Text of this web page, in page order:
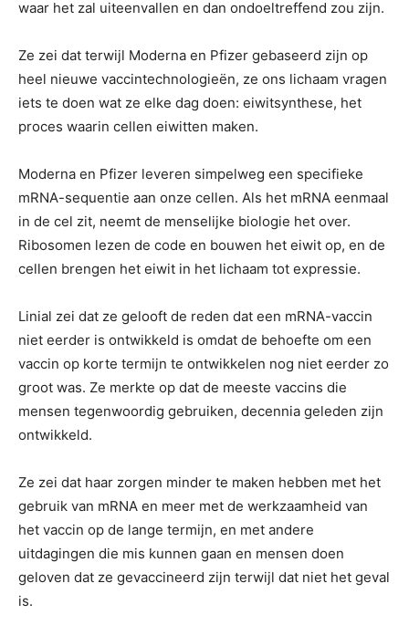
waar het zal uiteenvallen en dan ondoeltreffend zou zijn.
Ze zei dat terwijl Moderna en Pfizer gebaseerd zijn op
heel nieuwe vaccintechnologieën, ze ons lichaam vragen
iets te doen wat ze elke dag doen: eiwitsynthese, het
proces waarin cellen eiwitten maken.
Moderna en Pfizer leveren simpelweg een specifieke
mRNA-sequentie aan onze cellen. Als het mRNA eenmaal
in de cel zit, neemt de menselijke biologie het over.
Ribosomen lezen de code en bouwen het eiwit op, en de
cellen brengen het eiwit in het lichaam tot expressie.
Linial zei dat ze gelooft de reden dat een mRNA-vaccin
niet eerder is ontwikkeld is omdat de behoefte om een
vaccin op korte termijn te ontwikkelen nog niet eerder zo
groot was. Ze merkte op dat de meeste vaccins die
mensen tegenwoordig gebruiken, decennia geleden zijn
ontwikkeld.
Ze zei dat haar zorgen minder te maken hebben met het
gebruik van mRNA en meer met de werkzaamheid van
het vaccin op de lange termijn, en met andere
uitdagingen die mis kunnen gaan en mensen doen
geloven dat ze gevaccineerd zijn terwijl dat niet het geval
is.